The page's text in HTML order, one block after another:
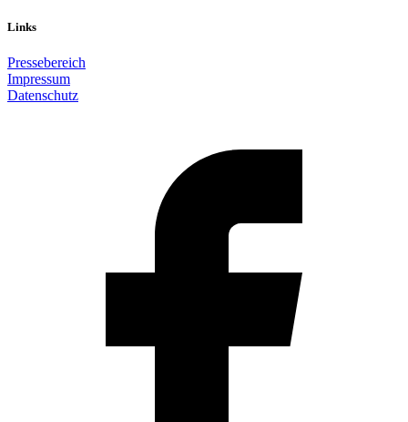
Links
Pressebereich
Impressum
Datenschutz